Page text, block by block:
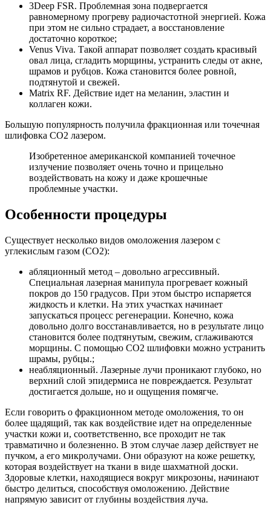
3Deep FSR. Проблемная зона подвергается
равномерному прогреву радиочастотной энергией. Кожа
при этом не сильно страдает, а восстановление
достаточно короткое;
Venus Viva. Такой аппарат позволяет создать красивый
овал лица, сгладить морщины, устранить следы от акне,
шрамов и рубцов. Кожа становится более ровной,
подтянутой и свежей.
Matrix RF. Действие идет на меланин, эластин и
коллаген кожи.
Большую популярность получила фракционная или точечная
шлифовка СО2 лазером.
Изобретенное американской компанией точечное
излучение позволяет очень точно и прицельно
воздействовать на кожу и даже крошечные
проблемные участки.
Особенности процедуры
Существует несколько видов омоложения лазером с
углекислым газом (СО2):
абляционный метод – довольно агрессивный.
Специальная лазерная манипула прогревает кожный
покров до 150 градусов. При этом быстро испаряется
жидкость и клетки. На этих участках начинает
запускаться процесс регенерации. Конечно, кожа
довольно долго восстанавливается, но в результате лицо
становится более подтянутым, свежим, сглаживаются
морщины. С помощью СО2 шлифовки можно устранить
шрамы, рубцы.;
неабляционный. Лазерные лучи проникают глубоко, но
верхний слой эпидермиса не повреждается. Результат
достигается дольше, но и ощущения помягче.
Если говорить о фракционном методе омоложения, то он
более щадящий, так как воздействие идет на определенные
участки кожи и, соответственно, все проходит не так
травматично и болезненно. В этом случае лазер действует не
пучком, а его микролучами. Они образуют на коже решетку,
которая воздействует на ткани в виде шахматной доски.
Здоровые клетки, находящиеся вокруг микрозоны, начинают
быстро делиться, способствуя омоложению. Действие
напрямую зависит от глубины воздействия луча.